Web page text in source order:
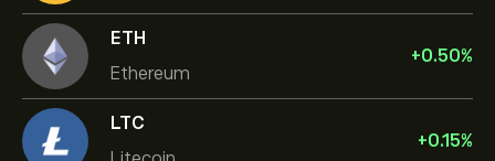
ETH
Ethereum
+0.50%
LTC
+0.15%